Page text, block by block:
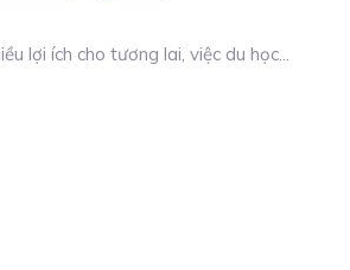
lợi ích cho tương lai, việc du học...